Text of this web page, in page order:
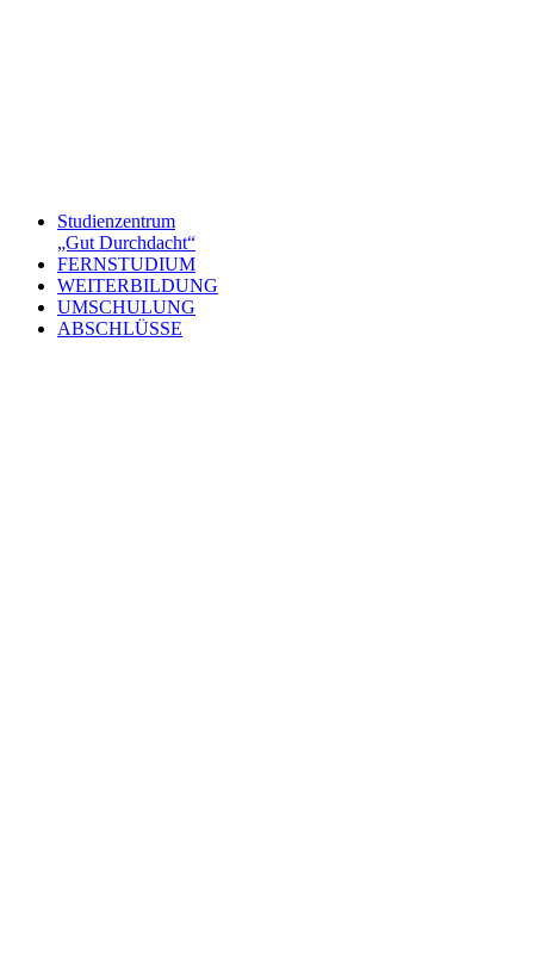
Studienzentrum
„Gut Durchdacht“
FERNSTUDIUM
WEITERBILDUNG
UMSCHULUNG
ABSCHLÜSSE